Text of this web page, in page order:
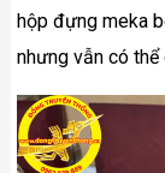
hộp đựng meka
nhưng vẫn có thể